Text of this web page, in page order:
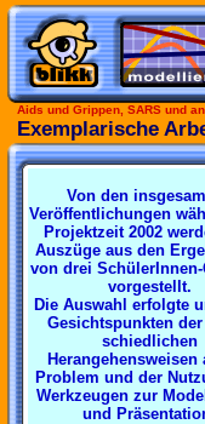
Aids und Grippen, SARS und
Exemplarische
Von den
Veröffentlichungen
Projektzeit 2002
Auszüge aus den
von drei
vorgestellt.
Die Auswahl erfolgte
Gesichtspunkten
schiedlichen
Herangehensweisen
Problem und der
Werkzeugen zur
und